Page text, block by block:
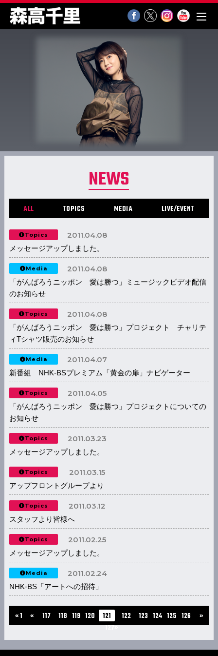
NEWS
ALL TOPICS MEDIA LIVE/EVENT
Topics 2011.04.08
メッセージアップしました。
Media 2011.04.08
「がんばろうニッポン 愛は勝つ」ミュージックビデオ配信
のお知らせ
Topics 2011.04.08
「がんばろうニッポン 愛は勝つ」プロジェクト チャリテ
ィTシャツ販売のお知らせ
Media 2011.04.07
新番組 NHK-BSプレミアム「黄金の扉」ナビゲーター
Topics 2011.04.05
「がんばろうニッポン 愛は勝つ」プロジェクトについての
お知らせ
Topics 2011.03.23
メッセージアップしました。
Topics 2011.03.15
アップフロントグループより
Topics 2011.03.12
スタッフより皆様へ
Topics 2011.02.25
メッセージアップしました。
Media 2011.02.24
NHK-BS「アートへの招待」
« 1 «... 117 118 119 120 121 122 123 124 125 126...
»
127»